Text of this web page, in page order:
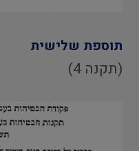
תוספת שלישית
(תקנה 4)